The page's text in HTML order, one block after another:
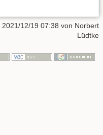
2021/12/19 07:38 von Norbert
Lüdtke